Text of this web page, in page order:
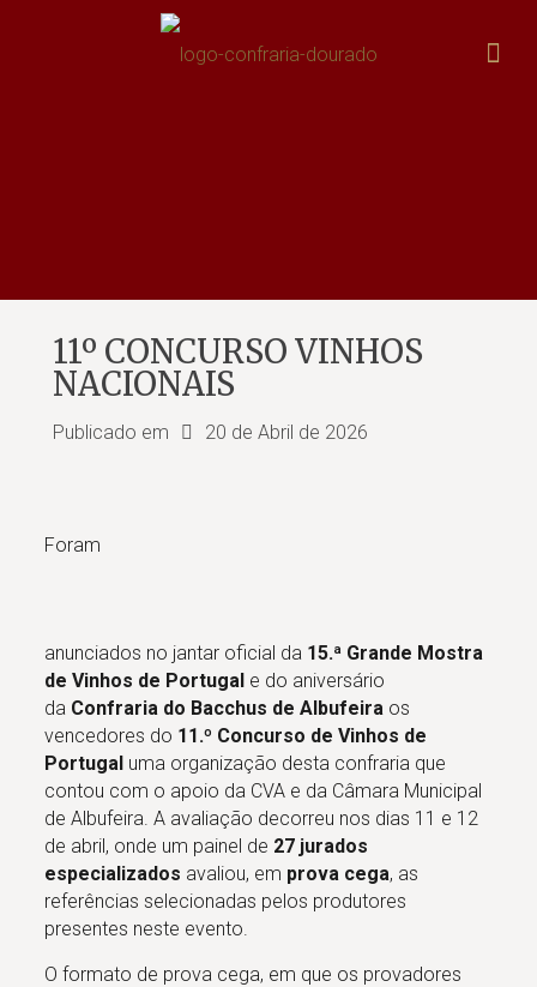
11º CONCURSO VINHOS
NACIONAIS
Publicado em 20 de Abril de 2026
Foram
anunciados no jantar oficial da 15.ª Grande Mostra
de Vinhos de Portugal e do aniversário
da Confraria do Bacchus de Albufeira os
vencedores do 11.º Concurso de Vinhos de
Portugal uma organização desta confraria que
contou com o apoio da CVA e da Câmara Municipal
de Albufeira. A avaliação decorreu nos dias 11 e 12
de abril, onde um painel de 27 jurados
especializados avaliou, em prova cega, as
referências selecionadas pelos produtores
presentes neste evento.
O formato de prova cega, em que os provadores